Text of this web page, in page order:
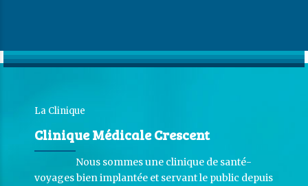
La Clinique
Clinique Médicale Crescent
Nous sommes une clinique de santé-
voyages bien implantée et servant le public depuis